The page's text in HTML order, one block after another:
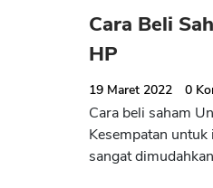
Cara Beli
HP
19 Maret 2022 0
Cara beli saham
Kesempatan
sangat